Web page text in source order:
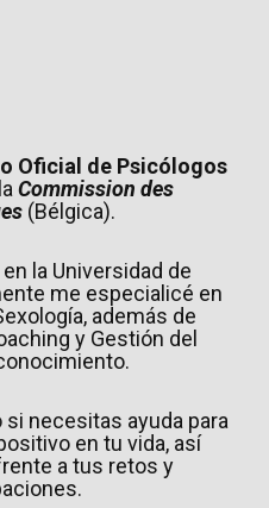
Oficial de Psicólogos
Commission des
(Bélgica).
la Universidad de
me especialicé en
además de
y Gestión del
necesitas ayuda para
en tu vida, así
a tus retos y